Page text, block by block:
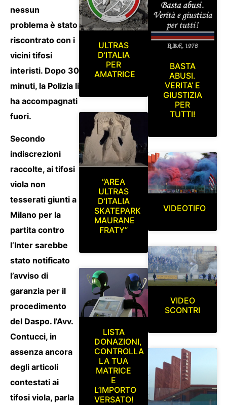
nessun
problema è stato
riscontrato con i
vicini tifosi
interisti. Dopo 30
minuti, la Polizia li
ha accompagnati
fuori.
Secondo
indiscrezioni
raccolte, ai tifosi
viola non
tesserati giunti a
Milano per la
partita contro
l’Inter sarebbe
stato notificato
l’avviso di
garanzia per il
procedimento
del Daspo. l’Avv.
Contucci, in
assenza ancora
degli articoli
contestati ai
tifosi viola, parla
ULTRAS
D’ITALIA
PER
AMATRICE
“AREA
ULTRAS
D’ITALIA
SKATEPARK
MAURANE
FRATY”
LISTA
DONAZIONI,
CONTROLLA
LA TUA
MATRICE
E
L’IMPORTO
VERSATO!
BASTA
ABUSI.
VERITA’ E
GIUSTIZIA
PER
TUTTI!
VIDEOTIFO
VIDEO
SCONTRI